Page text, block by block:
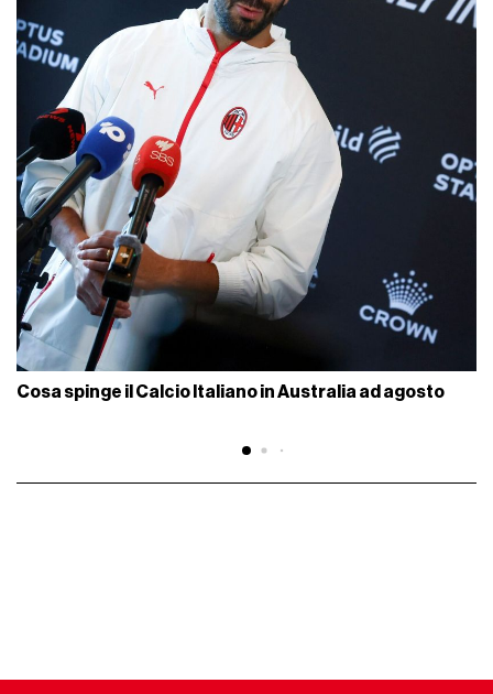
Cosa spinge il Calcio Italiano in Australia ad agosto